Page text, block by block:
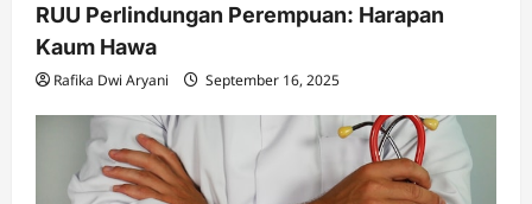
RUU Perlindungan Perempuan: Harapan
Kaum Hawa
Rafika Dwi Aryani September 16, 2025